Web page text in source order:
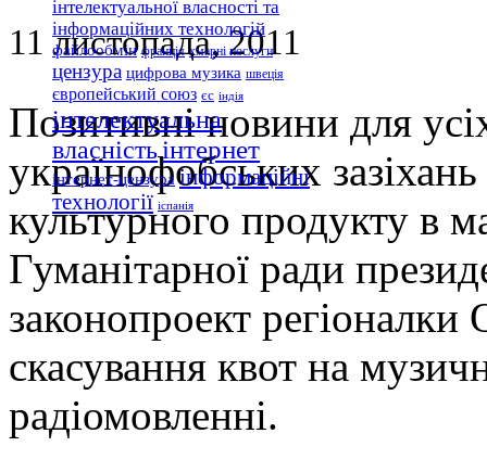
інтелектуальної власності та
інформаційних технологій
файлообмін франція хмарні послуги
цензура цифрова музика швеція
європейський союз єс індія
інтелектуальна
власністьінтернет
інтернет-цензура інформаційні
технології іспанія
11 листопада, 2011
Позитивні новини для
українофобських
культурного продукту в
Гуманітарної ради
законопроект
скасування квот на
радіомовленні.